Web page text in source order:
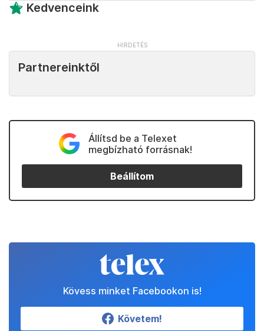
Kedvenceink
Partnereinktől
Állítsd be a Telexet
megbízható forrásnak!
Beállítom
Kövess minket Facebookon is!
Követem!